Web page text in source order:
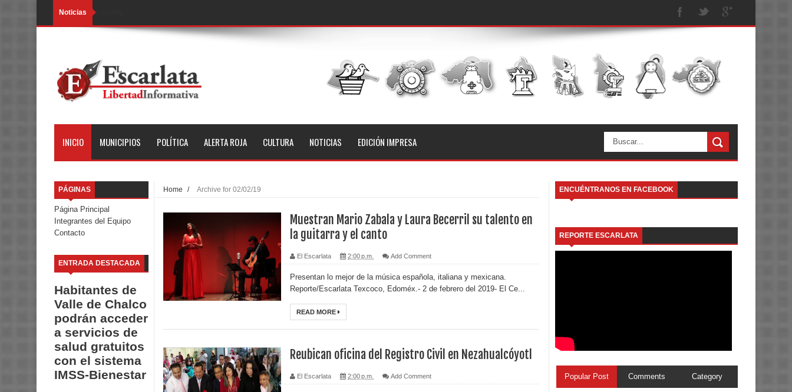
Noticias
INICIO MUNICIPIOS POLÍTICA ALERTA ROJA CULTURA NOTICIAS EDICIÓN IMPRESA
PÁGINAS
Página Principal
Integrantes del Equipo
Contacto
ENTRADA DESTACADA
Habitantes de
Valle de Chalco
podrán acceder
a servicios de
salud gratuitos
con el sistema
IMSS-Bienestar
Home / Archive for 02/02/19
Muestran Mario Zabala y Laura Becerril su talento en
la guitarra y el canto
El Escarlata 2:00 p.m. Add Comment
Presentan lo mejor de la música española, italiana y mexicana.
Reporte/Escarlata Texcoco, Edoméx.- 2 de febrero del 2019- El Ce...
READ MORE
Reubican oficina del Registro Civil en Nezahualcóyotl
El Escarlata 2:00 p.m. Add Comment
ENCUÉNTRANOS EN FACEBOOK
REPORTE ESCARLATA
Popular Post Comments Category